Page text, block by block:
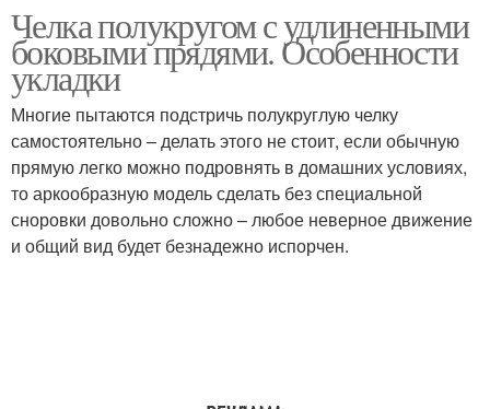
Челка полукругом с удлиненными
боковыми прядями. Особенности
укладки
Многие пытаются подстричь полукруглую челку
самостоятельно – делать этого не стоит, если обычную
прямую легко можно подровнять в домашних условиях,
то аркообразную модель сделать без специальной
сноровки довольно сложно – любое неверное движение
и общий вид будет безнадежно испорчен.